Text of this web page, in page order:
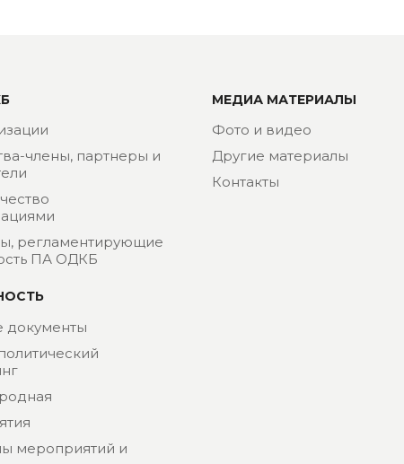
члены, партнеры и
регламентирующие
ПА ОДКБ
документы
мероприятий и
МЕДИА МАТЕРИАЛЫ
Фото и видео
Другие материалы
Контакты